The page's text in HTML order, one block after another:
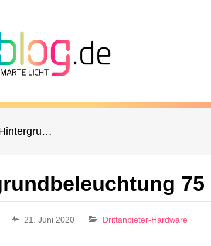
Hintergrundbeleuchtung 75 Zoll TV
75
21. Juni 2020 Drittanbieter-Hardware